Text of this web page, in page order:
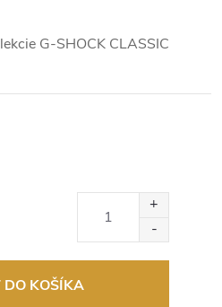
G-SHOCK CLASSIC
DO KOŠÍKA